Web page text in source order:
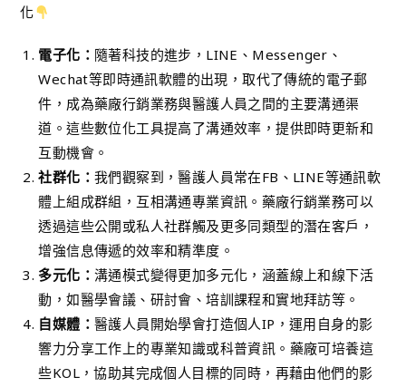
化
電子化： 隨著科技的進步，LINE、Messenger、
Wechat等即時通訊軟體的出現，取代了傳統的電子郵
件，成為藥廠行銷業務與醫護人員之間的主要溝通渠
道。這些數位化工具提高了溝通效率，提供即時更新和
互動機會。
社群化：我們觀察到，醫護人員常在FB、LINE等通訊軟
體上組成群組，互相溝通專業資訊。藥廠行銷業務可以
透過這些公開或私人社群觸及更多同類型的潛在客戶，
增強信息傳遞的效率和精準度。
多元化：溝通模式變得更加多元化，涵蓋線上和線下活
動，如醫學會議、研討會、培訓課程和實地拜訪等。
自媒體：醫護人員開始學會打造個人IP，運用自身的影
響力分享工作上的專業知識或科普資訊。藥廠可培養這
些KOL，協助其完成個人目標的同時，再藉由他們的影